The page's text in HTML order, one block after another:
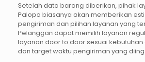
Setelah data barang diberikan, pihak
Palopo biasanya akan memberikan
pengiriman dan pilihan layanan yang
Pelanggan dapat memilih layanan
layanan door to door sesuai
dan target waktu pengiriman yang